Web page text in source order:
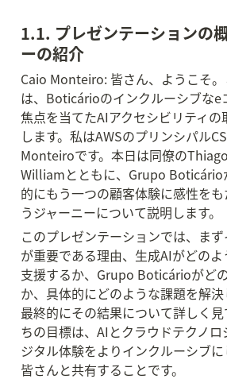
1.1. プレゼンテーションの
ーの紹介
Caio Monteiro: 皆さん、ようこそ
は、Boticárioのインクルーシブなe
焦点を当てたAIアクセシビリティ
します。私はAWSのプリンシパル
Monteiroです。本日は同僚の
Williamとともに、Grupo Boticário
的にもう一つの顧客体験に感性を
うジャーニーについて説明します。
このプレゼンテーションでは、ま
が重要である理由、生成AIがどの
支援するか、Grupo Boticárioがど
か、具体的にどのような課題を解
最終的にその結果について詳しく
ちの目標は、AIとクラウドテクノ
ジタル体験をよりインクルーシブ
皆さんと共有することです。